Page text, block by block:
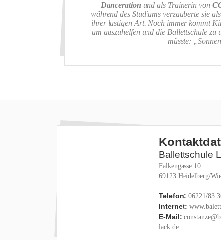
Danceration und als Trainerin von
während des Studiums verzauberte sie
ihrer lustigen Art. Noch immer kommt
um auszuhelfen und die Ballettschule zu
müsste:
Ballettschule
Falkengasse 10
69123 Heidelberg/
Telefon: 06221/83
Internet:
E-Mail:
lack.de